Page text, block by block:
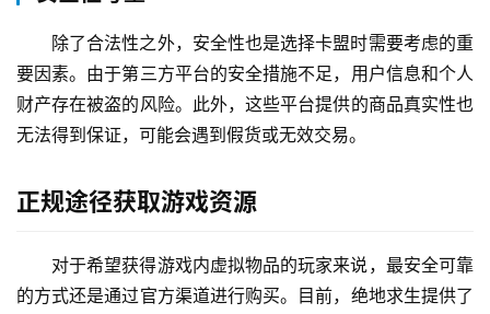
除了合法性之外，安全性也是选择卡盟时需要考虑的重
要因素。由于第三方平台的安全措施不足，用户信息和个人
财产存在被盗的风险。此外，这些平台提供的商品真实性也
无法得到保证，可能会遇到假货或无效交易。
正规途径获取游戏资源
对于希望获得游戏内虚拟物品的玩家来说，最安全可靠
的方式还是通过官方渠道进行购买。目前，绝地求生提供了